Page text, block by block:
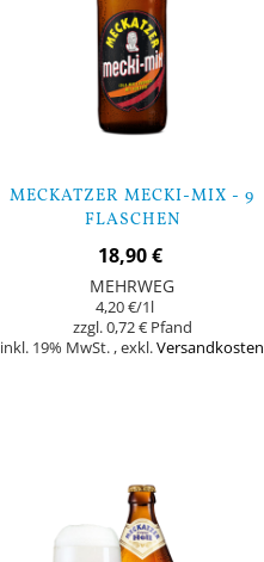
MECKATZER MECKI-MIX - 9
FLASCHEN
18,90 €
MEHRWEG
4,20 €/1l
0,72 €
inkl. 19% MwSt. ,exkl.Versandkosten